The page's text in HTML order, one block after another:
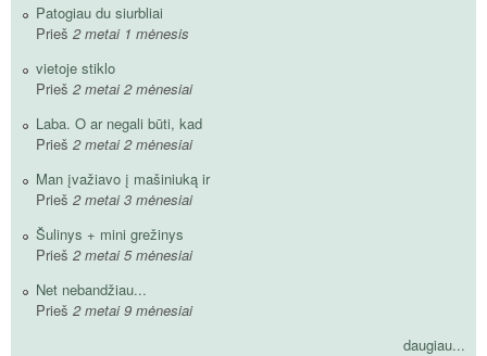
Patogiau du siurbliai
Prieš 2 metai 1 mėnesis
vietoje stiklo
Prieš 2 metai 2 mėnesiai
Laba. O ar negali būti, kad
Prieš 2 metai 2 mėnesiai
Man įvažiavo į mašiniuką ir
Prieš 2 metai 3 mėnesiai
Šulinys + mini grežinys
Prieš 2 metai 5 mėnesiai
Net nebandžiau...
Prieš 2 metai 9 mėnesiai
daugiau...